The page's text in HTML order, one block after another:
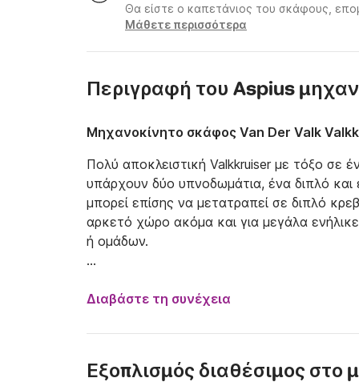
Θα είστε ο καπετάνιος του σκάφους,
Μάθετε περισσότερα
Περιγραφή του Aspius
Μηχανοκίνητο σκάφος Van Der Valk
Πολύ αποκλειστική Valkkruiser με τόξο σε
υπάρχουν δύο υπνοδωμάτια, ένα διπλό
μπορεί επίσης να μετατραπεί σε διπλό
αρκετό χώρο ακόμα και για μεγάλα
ή ομάδων.
κολύμβησης, θέρμανση, πλώρη και την
Διαβάστε τη συνέχεια
Εξοπλισμός διαθέσιμος